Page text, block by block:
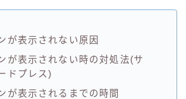
が表示されない原因
が表示されない時の対処法(サ
ドプレス)
が表示されるまでの時間